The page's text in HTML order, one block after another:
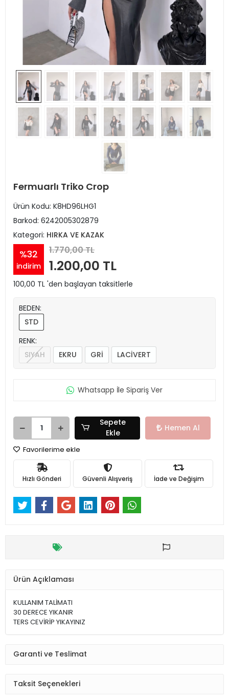
Fermuarlı Triko Crop
Ürün Kodu: K8HD96LHG1
Barkod: 6242005302879
Kategori: HIRKA VE KAZAK
%32
indirim
1.770,00 TL
1.200,00 TL
100,00 TL 'den başlayan taksitlerle
BEDEN:
STD
RENK:
SIYAH
EKRU GRİ LACİVERT
Whatsapp İle Sipariş Ver
Sepete
Ekle
Hemen Al
Favorilerime ekle
Hızlı Gönderi Güvenli Alışveriş İade ve Değişim
Ürün Açıklaması
KULLANIM TALİMATI
30 DERECE YIKANIR
TERS CEVİRİP YIKAYINIZ
Garanti ve Teslimat
Taksit Seçenekleri